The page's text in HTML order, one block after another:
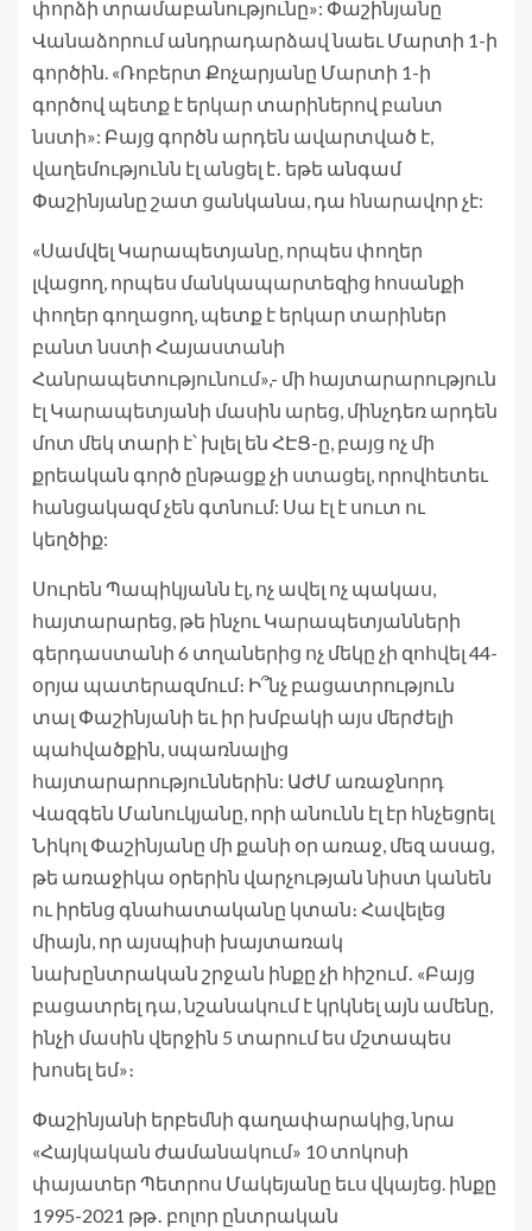
փորձի տրամաբանությունը»: Փաշինյանը
Վանաձորում անդրադարձավ նաեւ Մարտի 1-ի
գործին. «Ռոբերտ Քոչարյանը Մարտի 1-ի
գործով պետք է երկար տարիներով բանտ
նստի»: Բայց գործն արդեն ավարտված է,
վաղեմությունն էլ անցել է․ եթե անգամ
Փաշինյանը շատ ցանկանա, դա հնարավոր չէ:
«Սամվել Կարապետյանը, որպես փողեր
լվացող, որպես մանկապարտեզից հոսանքի
փողեր գողացող, պետք է երկար տարիներ
բանտ նստի Հայաստանի
Հանրապետությունում»,- մի հայտարարություն
էլ Կարապետյանի մասին արեց, մինչդեռ արդեն
մոտ մեկ տարի է՝ խլել են ՀԷՑ-ը, բայց ոչ մի
քրեական գործ ընթացք չի ստացել, որովհետեւ
հանցակազմ չեն գտնում: Սա էլ է սուտ ու
կեղծիք:
Սուրեն Պապիկյանն էլ, ոչ ավել ոչ պակաս,
հայտարարեց, թե ինչու Կարապետյանների
գերդաստանի 6 տղաներից ոչ մեկը չի զոհվել 44-
օրյա պատերազմում։ Ի՞նչ բացատրություն
տալ Փաշինյանի եւ իր խմբակի այս մերժելի
պահվածքին, սպառնալից
հայտարարություններին: ԱԺՄ առաջնորդ
Վազգեն Մանուկյանը, որի անունն էլ էր հնչեցրել
Նիկոլ Փաշինյանը մի քանի օր առաջ, մեզ ասաց,
թե առաջիկա օրերին վարչության նիստ կանեն
ու իրենց գնահատականը կտան։ Հավելեց
միայն, որ այսպիսի խայտառակ
նախընտրական շրջան ինքը չի հիշում․ «Բայց
բացատրել դա, նշանակում է կրկնել այն ամենը,
ինչի մասին վերջին 5 տարում ես մշտապես
խոսել եմ»։
Փաշինյանի երբեմնի գաղափարակից, նրա
«Հայկական ժամանակում» 10 տոկոսի
փայատեր Պետրոս Մակեյանը եւս վկայեց. ինքը
1995-2021 թթ․ բոլոր ընտրական